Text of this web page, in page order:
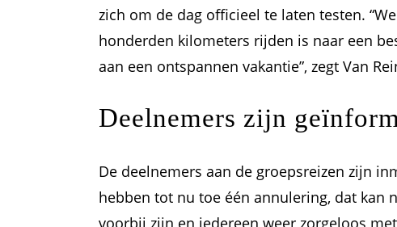
zich om de dag officieel te laten testen.
honderden kilometers rijden is naar een
aan een ontspannen vakantie”, zegt Van
Deelnemers zijn
De deelnemers aan de groepsreizen zijn
hebben tot nu toe één annulering, dat kan